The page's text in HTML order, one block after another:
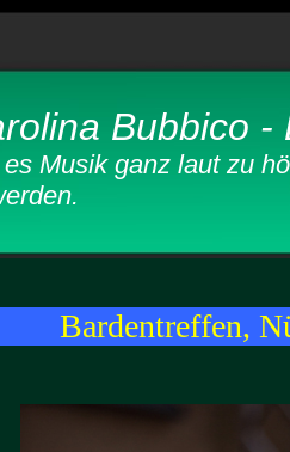
Bubbico -
ganz laut zu
Bardentreffen,